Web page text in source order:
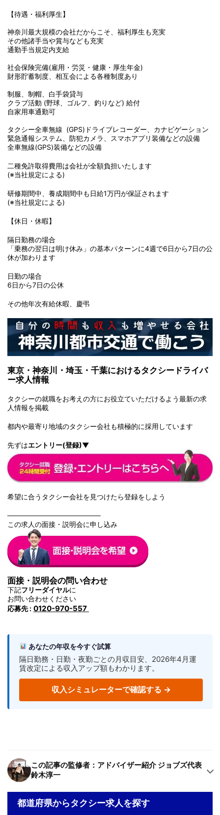
【待遇・福利厚生】
神奈川最大規模の会社だからこそ、福利厚生も充実
その他諸手当や賞与なども充実
通勤手当規定内支給
社会保険完備(雇用・労災・健康・厚生年金)
財形貯蓄制度、相互会による各種制度あり
制服、制帽、白手袋貸与
クラブ活動 (野球、ゴルフ、釣りなど) 給付
自家用車通勤可
タクシー全車無線 (GPS)ドライブレコーダー、カナビゲーション
緊急通報システム、防犯カメラ、スマホアプリ装備などの設備
全車無線(GPS)装備などの設備
二種免許取得費用は会社が全額負担いたします
(※当社規定による)
研修期間中、養成期間中も日給1万円が保証されます
(※当社規定による)
【休日・休暇】
隔日勤務の場合
「乗務の翌日は明け休み」の基本パターンに4週で6日から7日の公
休が加わります
日勤の場合
6日から7日の公休
その他年次有給休暇、慶弔
東京・神奈川・埼玉・千葉におけるタクシードライバ
ー求人情報
タクシーの就職をお考えの方にお役立ていただけるよう最新の求
人情報を掲載
都内や最寄り地域のタクシー会社も積極的に採用しています
先ずはエントリー(登録)▼
希望に合うタクシー会社を見つけたら登録をしよう
───────────────────
この求人の面接・説明会に申し込み
面接・説明会の問い合わせ
下記フリーダイヤルに
お問い合わせください
応募先 : 0120-970-557
あなたの年収を今すぐ試算
隔日勤務・日勤・夜勤ごとの月収目安、2026年4月運
賃改定による収入アップ額もわかります。
収入シミュレーターで確認する →
この記事の監修者：アドバイザー紹介 ジョブズ代表
鈴木淳一
都道府県からタクシー求人を探す